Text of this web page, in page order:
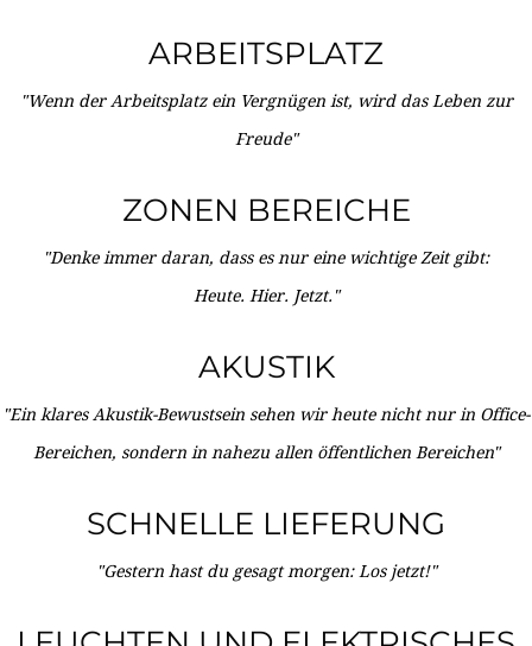
ARBEITSPLATZ
"Wenn der Arbeitsplatz ein Vergnügen ist, wird das Leben zur
Freude"
ZONEN BEREICHE
"Denke immer daran, dass es nur eine wichtige Zeit gibt:
Heute. Hier. Jetzt."
AKUSTIK
"Ein klares Akustik-Bewustsein sehen wir heute nicht nur in Office-
Bereichen, sondern in nahezu allen öffentlichen Bereichen"
SCHNELLE LIEFERUNG
"Gestern hast du gesagt morgen: Los jetzt!"